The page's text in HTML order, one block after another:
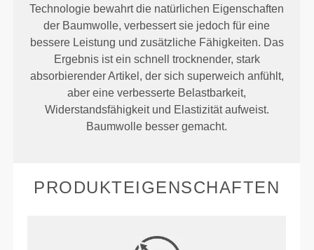
Technologie bewahrt die natürlichen Eigenschaften
der Baumwolle, verbessert sie jedoch für eine
bessere Leistung und zusätzliche Fähigkeiten. Das
Ergebnis ist ein schnell trocknender, stark
absorbierender Artikel, der sich superweich anfühlt,
aber eine verbesserte Belastbarkeit,
Widerstandsfähigkeit und Elastizität aufweist.
Baumwolle besser gemacht.
PRODUKTEIGENSCHAFTEN